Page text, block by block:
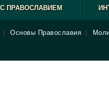
Основы Православия
ПРАВОСЛАВИЕМ